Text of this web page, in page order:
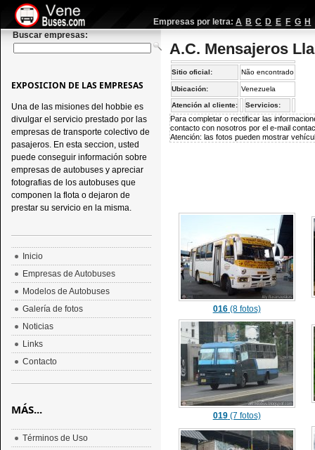
Empresas por letra: A B C D E F G H
Buscar empresas:
A.C. Mensajeros
Sitio oficial: Não encontrado
Ubicación: Venezuela
Atención al cliente: Servicios:
Para completar o rectificar las
contacto con nosotros por el e-mail
Atención: las fotos pueden mostrar
016(8 fotos)
019(7 fotos)
EXPOSICION DE LAS EMPRESAS
Una de las misiones del hobbie es
divulgar el servicio prestado por las
empresas de transporte colectivo de
pasajeros. En esta seccion, usted
puede conseguir información sobre
empresas de autobuses y apreciar
fotografias de los autobuses que
componen la flota o dejaron de
prestar su servicio en la misma.
Inicio
Empresas de Autobuses
Modelos de Autobuses
Galería de fotos
Noticias
Links
Contacto
MÁS...
Términos de Uso